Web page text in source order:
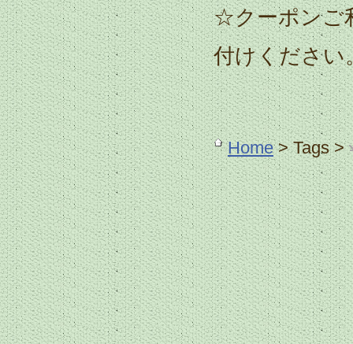
☆クーポンご
付けください
Home> Tags >